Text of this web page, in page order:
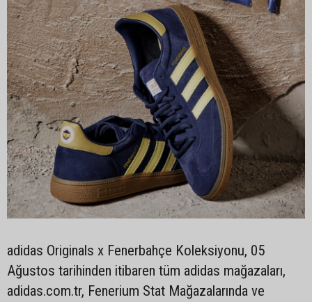
adidas Originals x Fenerbahçe Koleksiyonu, 05
Ağustos tarihinden itibaren tüm adidas mağazaları,
adidas.com.tr, Fenerium Stat Mağazalarında ve